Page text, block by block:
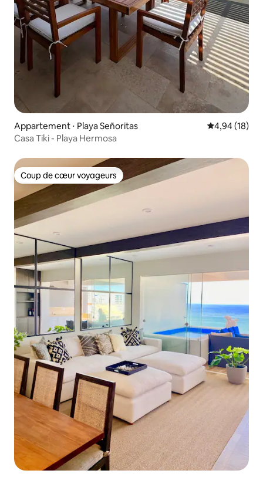
Appartement ⋅ Playa Señoritas Évaluation
4,94 (18)
Casa Tiki - Playa Hermosa
Coup de cœur voyageurs
Coup de cœur voyageurs